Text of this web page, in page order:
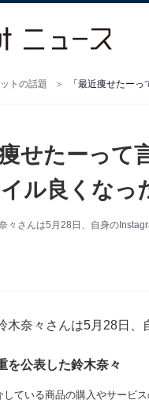
トの話題 「最近痩せたー
痩せたーっ
ル良くなっ
々さんは5月28日、自身の
木奈々さんは5月28日、
を公表した鈴木奈々
ている商品の購入やサービ